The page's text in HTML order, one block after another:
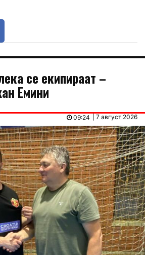
се екипираат –
Емини
| 7 август 2026
09:24